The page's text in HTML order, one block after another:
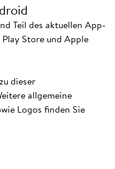
Teil des aktuellen App-
Store und Apple
dieser
allgemeine
Logos finden Sie